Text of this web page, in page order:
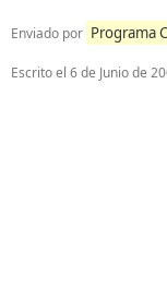
Enviado por Programa
Escrito el 6 de Junio de